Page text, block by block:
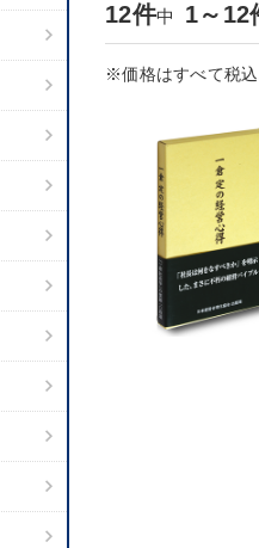
12件中 1～12
※価格はすべて税